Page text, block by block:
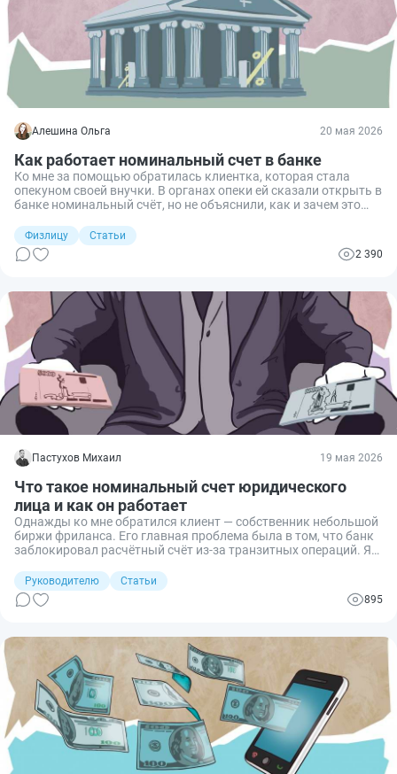
Алешина Ольга 20 мая 2026
Как работает номинальный счет в банке
Ко мне за помощью обратилась клиентка, которая стала
опекуном своей внучки. В органах опеки ей сказали открыть в
банке номинальный счёт, но не объяснили, как и зачем это
обычного и как работает.
Физлицу
Статьи
2 390
Пастухов Михаил 19 мая 2026
Что такое номинальный счет юридического
лица и как он работает
Однажды ко мне обратился клиент — собственник небольшой
биржи фриланса. Его главная проблема была в том, что банк
заблокировал расчётный счёт из-за транзитных операций. Я
средств заказчиков. Рассказываю, что это за «зверь», чем
номинальный счет отличается от обычного и как его
использовать.
Руководителю
Статьи
895